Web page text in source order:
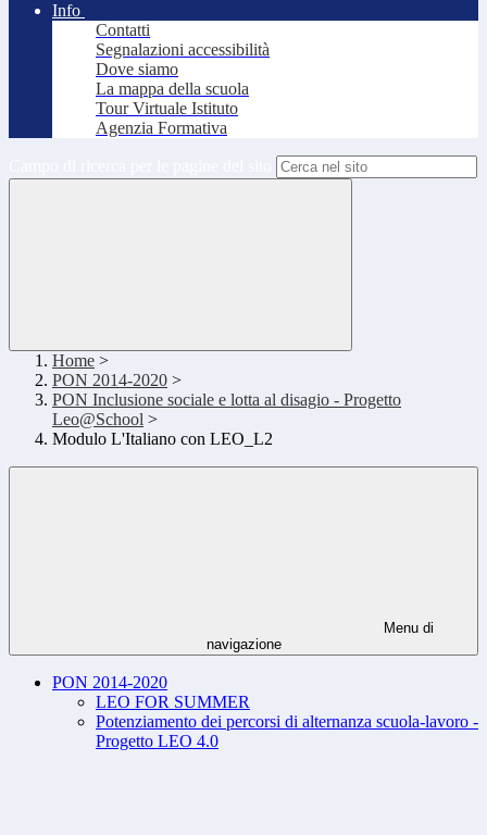
Info
Contatti
Segnalazioni accessibilità
Dove siamo
La mappa della scuola
Tour Virtuale Istituto
Agenzia Formativa
Home >
PON 2014-2020 >
PON Inclusione sociale e lotta al disagio - Progetto
Leo@School >
Modulo L'Italiano con LEO_L2
Menu di
navigazione
PON 2014-2020
LEO FOR SUMMER
Potenziamento dei percorsi di alternanza scuola-lavoro -
Progetto LEO 4.0